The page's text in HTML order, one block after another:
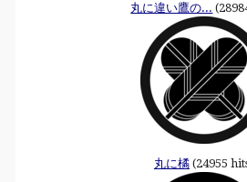
丸に違い鷹の...
丸に橘(24955